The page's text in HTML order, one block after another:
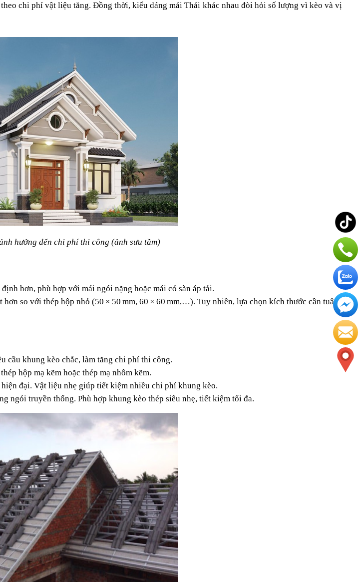
chi phí vật liệu tăng. Đồng thời, kiểu dáng mái Thái khác nhau đòi hỏi số lượng vì kèo và vị
hưởng đến chi phí thi công (ảnh sưu tầm)
hơn, phù hợp với mái ngói nặng hoặc mái có sàn áp tải.
hơn so với thép hộp nhỏ (50 × 50 mm, 60 × 60 mm,…). Tuy nhiên, lựa chọn kích thước cần tuân
cầu khung kèo chắc, làm tăng chi phí thi công.
hộp mạ kẽm hoặc thép mạ nhôm kẽm.
đại. Vật liệu nhẹ giúp tiết kiệm nhiều chi phí khung kèo.
ngói truyền thống. Phù hợp khung kèo thép siêu nhẹ, tiết kiệm tối đa.